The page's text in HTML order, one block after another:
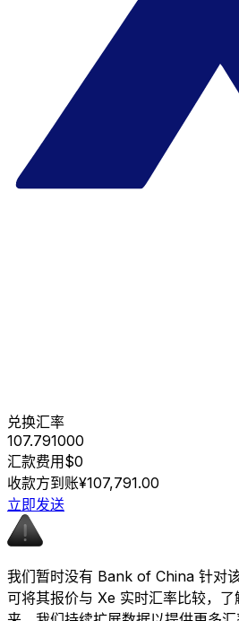
兑换汇率
107.791000
汇款费用$0
收款方到账¥107,791.00
立即发送
我们暂时没有 Bank of China 针对
可将其报价与 Xe 实时汇率比较，